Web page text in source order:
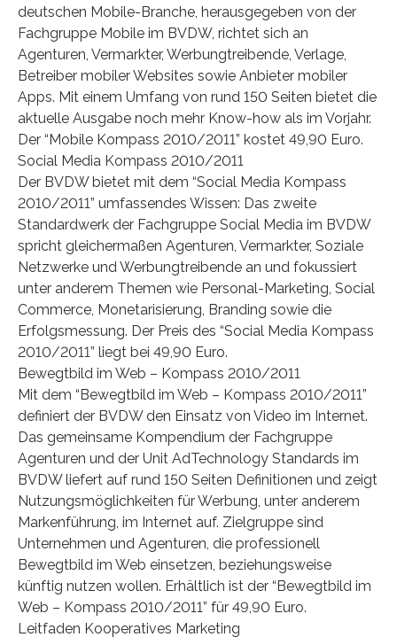
deutschen Mobile-Branche, herausgegeben von der
Fachgruppe Mobile im BVDW, richtet sich an
Agenturen, Vermarkter, Werbungtreibende, Verlage,
Betreiber mobiler Websites sowie Anbieter mobiler
Apps. Mit einem Umfang von rund 150 Seiten bietet die
aktuelle Ausgabe noch mehr Know-how als im Vorjahr.
Der “Mobile Kompass 2010/2011” kostet 49,90 Euro.
Social Media Kompass 2010/2011
Der BVDW bietet mit dem “Social Media Kompass
2010/2011” umfassendes Wissen: Das zweite
Standardwerk der Fachgruppe Social Media im BVDW
spricht gleichermaßen Agenturen, Vermarkter, Soziale
Netzwerke und Werbungtreibende an und fokussiert
unter anderem Themen wie Personal-Marketing, Social
Commerce, Monetarisierung, Branding sowie die
Erfolgsmessung. Der Preis des “Social Media Kompass
2010/2011” liegt bei 49,90 Euro.
Bewegtbild im Web – Kompass 2010/2011
Mit dem “Bewegtbild im Web – Kompass 2010/2011”
definiert der BVDW den Einsatz von Video im Internet.
Das gemeinsame Kompendium der Fachgruppe
Agenturen und der Unit AdTechnology Standards im
BVDW liefert auf rund 150 Seiten Definitionen und zeigt
Nutzungsmöglichkeiten für Werbung, unter anderem
Markenführung, im Internet auf. Zielgruppe sind
Unternehmen und Agenturen, die professionell
Bewegtbild im Web einsetzen, beziehungsweise
künftig nutzen wollen. Erhältlich ist der “Bewegtbild im
Web – Kompass 2010/2011” für 49,90 Euro.
Leitfaden Kooperatives Marketing